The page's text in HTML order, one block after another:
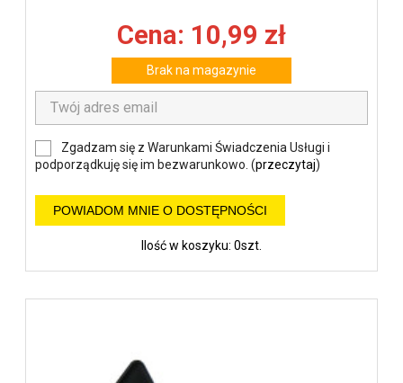
Cena: 10,99 zł
Brak na magazynie
Zgadzam się z Warunkami Świadczenia Usługi i
podporządkuję się im bezwarunkowo. (przeczytaj)
POWIADOM MNIE O DOSTĘPNOŚCI
Ilość w koszyku: 0szt.